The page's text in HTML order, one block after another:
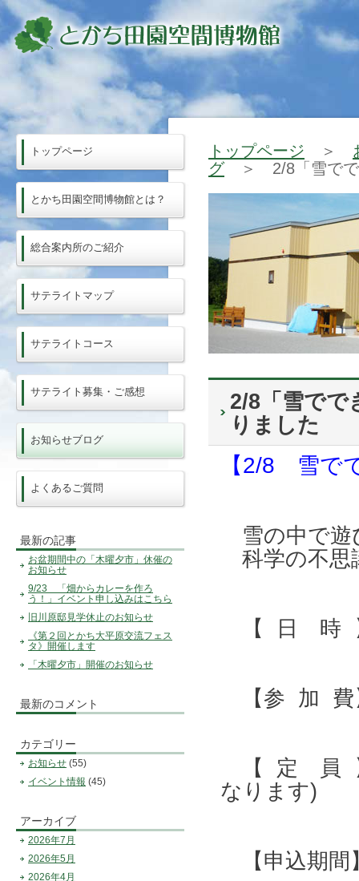
トップページ ＞
グ＞ 2/8「雪でで
2/8「雪でで
りました
【2/8 雪で
雪の中で遊
科学の不思
【 日 時
【参 加 費
【 定 員
なります)
【申込期間
トップページ
とかち田園空間博物館とは？
総合案内所のご紹介
サテライトマップ
サテライトコース
サテライト募集・ご感想
お知らせブログ
よくあるご質問
最新の記事
お盆期間中の「木曜夕市」休催の
お知らせ
9/23 「畑からカレーを作ろ
う！」イベント申し込みはこちら
旧川原邸見学休止のお知らせ
《第２回とかち大平原交流フェス
タ》開催します
「木曜夕市」開催のお知らせ
最新のコメント
カテゴリー
お知らせ (55)
イベント情報 (45)
アーカイブ
2026年7月
2026年5月
2026年4月